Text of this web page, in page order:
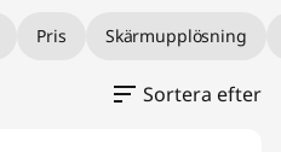
Pris Skärmupplösning
Sortera efter